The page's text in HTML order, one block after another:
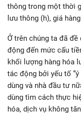
thông trong một thời
lưu thông (h), giá
Ở trên chúng ta đã
động đến mức cấu
khối lượng hàng hóa
tác động bởi yếu tố
dùng và nhà đầu tư
dùng tìm cách thực
hóa, dịch vụ không